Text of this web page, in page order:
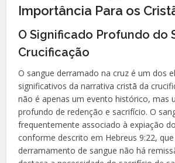
Importância Para os
O Significado Profundo do
Crucificação
O sangue derramado na cruz é um dos
significativos da narrativa cristã da
não é apenas um evento histórico, mas
profundo de redenção e sacrifício. O
frequentemente associado à expiação
conforme descrito em Hebreus 9:22,
derramamento de sangue não há